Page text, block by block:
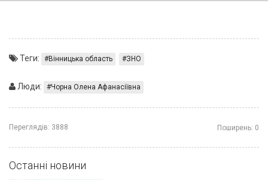
Теги: Вінницька область ЗНО
Люди: Чорна Олена Афанасіївна
Переглядів: 3888 Поширень: 0
Останні новини